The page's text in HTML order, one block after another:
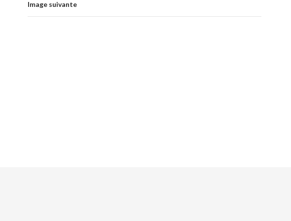
Image suivante